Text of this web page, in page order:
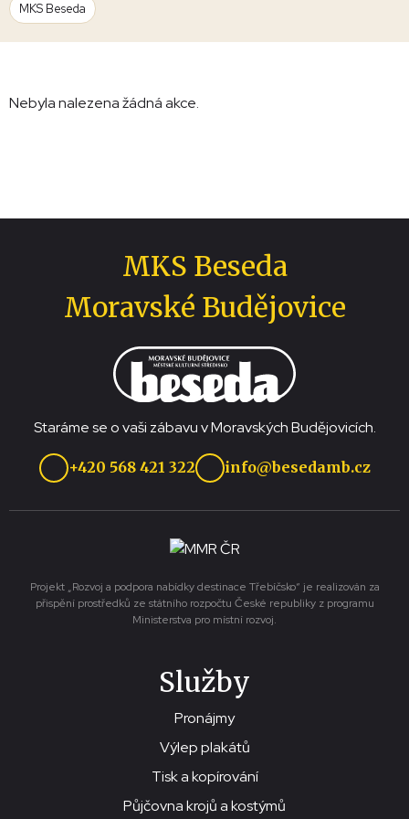
MKS Beseda
Nebyla nalezena žádná akce.
MKS Beseda
Moravské Budějovice
Staráme se o vaši zábavu v Moravských Budějovicích.
+420 568 421 322 info@besedamb.cz
Projekt „Rozvoj a podpora nabídky destinace Třebíčsko“ je realizován za
přispění prostředků ze státního rozpočtu České republiky z programu
Ministerstva pro místní rozvoj.
Služby
Pronájmy
Výlep plakátů
Tisk a kopírování
Půjčovna krojů a kostýmů